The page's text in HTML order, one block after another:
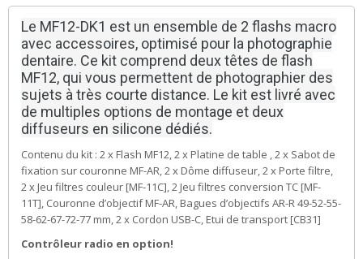
Le MF12-DK1 est un ensemble de 2 flashs macro
avec accessoires, optimisé pour la photographie
dentaire. Ce kit comprend deux têtes de flash
MF12, qui vous permettent de photographier des
sujets à très courte distance. Le kit est livré avec
de multiples options de montage et deux
diffuseurs en silicone dédiés.
Contenu du kit : 2 x Flash MF12, 2 x Platine de table , 2 x Sabot de
fixation sur couronne MF-AR, 2 x Dôme diffuseur, 2 x Porte filtre,
2 x Jeu filtres couleur [MF-11C], 2 Jeu filtres conversion TC [MF-
11T], Couronne d’objectif MF-AR, Bagues d’objectifs AR-R 49-52-55-
58-62-67-72-77 mm, 2 x Cordon USB-C, Etui de transport [CB31]
Contrôleur radio en option!